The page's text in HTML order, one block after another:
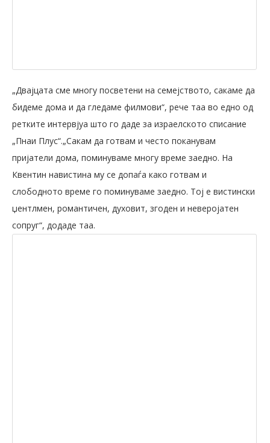
„Двајцата сме многу посветени на семејството, сакаме да
бидеме дома и да гледаме филмови“, рече таа во едно од
ретките интервјуа што го даде за израелското списание
„Пнаи Плус“.„Сакам да готвам и често поканувам
пријатели дома, поминуваме многу време заедно. На
Квентин навистина му се допаѓа како готвам и
слободното време го поминуваме заедно. Тој е вистински
џентлмен, романтичен, духовит, згоден и неверојатен
сопруг“, додаде таа.